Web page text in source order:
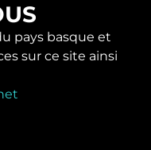
pays basque et
sur ce site ainsi